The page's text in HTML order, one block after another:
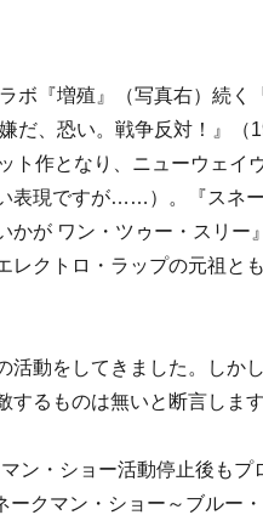
ボ『増殖』（写真右）続く
だ、恐い。戦争反対！』（
ト作となり、ニューウェイ
表現ですが……）。『スネー
かが ワン・ツゥー・スリー
レクトロ・ラップの元祖と
活動をしてきました。しか
るものは無いと断言します
ン・ショー活動停止後もプ
ークマン・ショー～ブルー